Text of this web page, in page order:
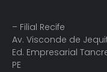
– Filial Recife
Av. Visconde de
Ed. Empresarial
PE